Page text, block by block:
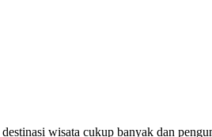
wisata cukup banyak dan